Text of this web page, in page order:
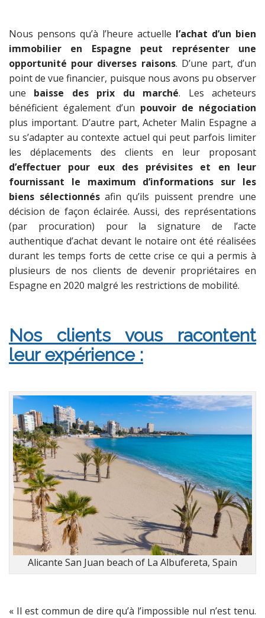
Nous pensons qu’à l’heure actuelle l’achat d’un bien
immobilier en Espagne peut représenter une
opportunité pour diverses raisons. D’une part, d’un
point de vue financier, puisque nous avons pu observer
une baisse des prix du marché. Les acheteurs
bénéficient également d’un pouvoir de négociation
plus important. D’autre part, Acheter Malin Espagne a
su s’adapter au contexte actuel qui peut parfois limiter
les déplacements des clients en leur proposant
d’effectuer pour eux des prévisites et en leur
fournissant le maximum d’informations sur les
biens sélectionnésafin qu’ils puissent prendre une
décision de façon éclairée. Aussi, des représentations
(par procuration) pour la signature de l’acte
authentique d’achat devant le notaire ont été réalisées
durant les temps forts de cette crise ce qui a permis à
plusieurs de nos clients de devenir propriétaires en
Espagne en 2020 malgré les restrictions de mobilité.
Nos clients vous racontent
leur expérience :
Alicante San Juan beach of La Albufereta, Spain
« Il est commun de dire qu’à l’impossible nul n’est tenu.